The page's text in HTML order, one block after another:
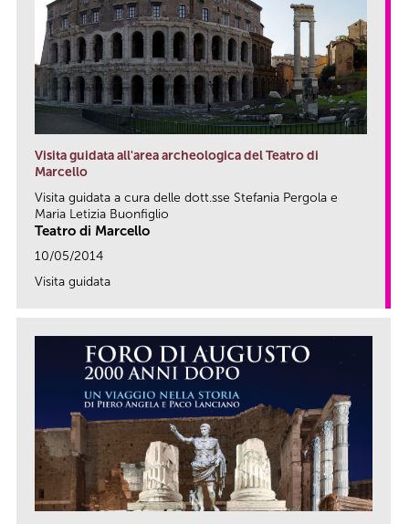
Visita guidata all'area archeologica del Teatro di
Marcello
Visita guidata a cura delle dott.sse Stefania Pergola e
Maria Letizia Buonfiglio
Teatro di Marcello
10/05/2014
Visita guidata